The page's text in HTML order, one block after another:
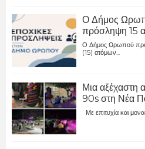
Ο Δήμος
πρόσληψη 15
Ο Δήμος Ωρωπού
(15) ατόμων...
Μια αξέχαστη
90s στη Νέα
Με επιτυχία και